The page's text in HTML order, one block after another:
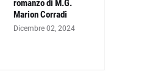
romanzo di M.G.
Marion Corradi
Dicembre 02, 2024